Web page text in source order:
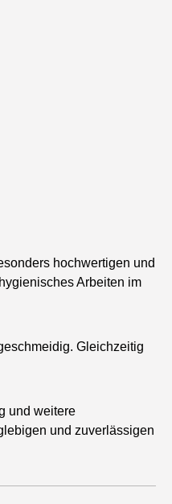
hochwertigen und
Arbeiten im
Gleichzeitig
und weitere
und zuverlässigen